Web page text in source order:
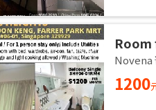
Room
room /
Novena
1200